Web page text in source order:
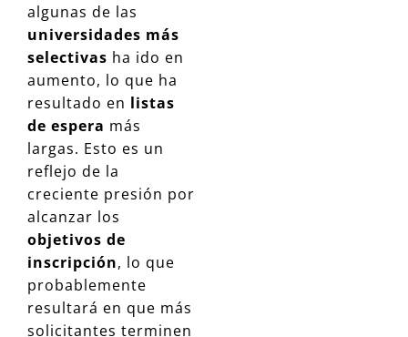
algunas de las
universidades más
selectivas ha ido en
aumento, lo que ha
resultado en listas
de espera más
largas. Esto es un
reflejo de la
creciente presión por
alcanzar los
objetivos de
inscripción, lo que
probablemente
resultará en que más
solicitantes terminen